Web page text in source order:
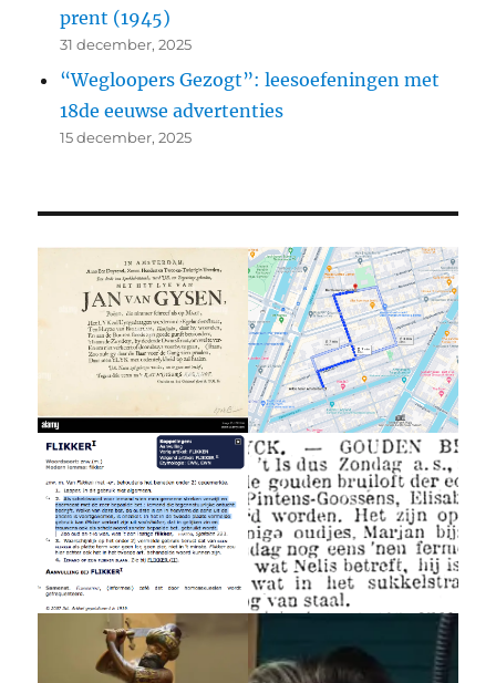
prent (1945)
31 december, 2025
“Wegloopers Gezogt”: leesoefeningen met
18de eeuwse advertenties
15 december, 2025